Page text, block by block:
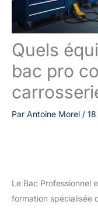
Quels
bac pro
Par Antoine Morel /
Le Bac Professionnel
formation spécialisée